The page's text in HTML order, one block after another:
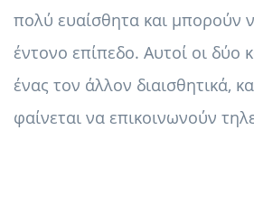
πολύ ευαίσθητα και μπορούν
έντονο επίπεδο. Αυτοί οι δύο
ένας τον άλλον διαισθητικά,
φαίνεται να επικοινωνούν